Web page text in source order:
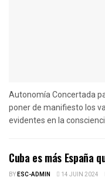
Autonomía Concertada
poner de manifiesto los
evidentes en la
Cuba es más España
BYESC-ADMIN 14 JUIN 2024